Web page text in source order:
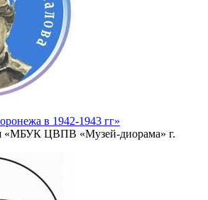
в 1942-1943 гг»
«МБУК ЦВПВ «Музей-диорама» г.